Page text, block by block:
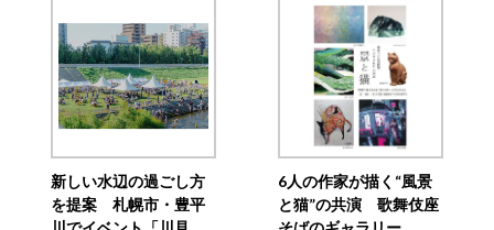
新しい水辺の過ごし方
を提案 札幌市・豊平
6人の作家が描く“風景
と猫”の共演 歌舞伎座